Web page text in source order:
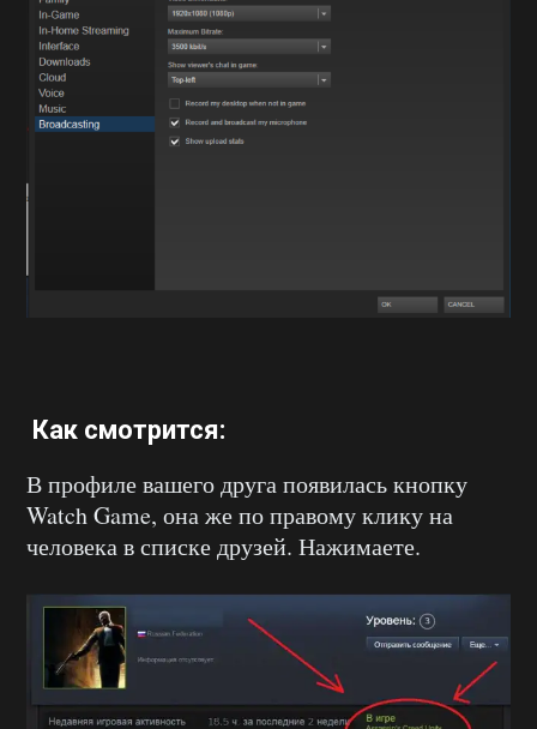
Как смотрится:
В профиле вашего друга появилась кнопку
Watch Game, она же по правому клику на
человека в списке друзей. Нажимаете.